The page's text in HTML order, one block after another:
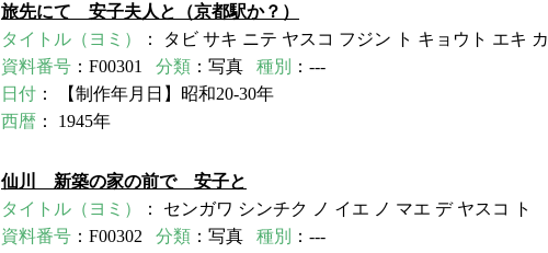
旅先にて 安子夫人と（京都駅か？）
タイトル（ヨミ）
： タビ サキ ニテ ヤスコ フジン ト キョウト エキ カ
資料番号 ：F00301 分類 ：写真 種別
：---
日付 ： 【制作年月日】昭和20-30年
西暦 ： 1945年
仙川 新築の家の前で 安子と
タイトル（ヨミ）
： センガワ シンチク ノ イエ ノ マエ デ ヤスコ ト
資料番号 ：F00302 分類 ：写真 種別
：---